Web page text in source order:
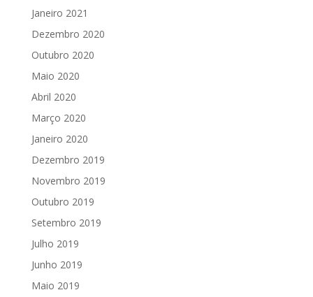
Janeiro 2021
Dezembro 2020
Outubro 2020
Maio 2020
Abril 2020
Março 2020
Janeiro 2020
Dezembro 2019
Novembro 2019
Outubro 2019
Setembro 2019
Julho 2019
Junho 2019
Maio 2019